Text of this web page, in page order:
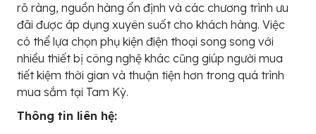
rõ ràng, nguồn hàng ổn định và các chương trình ưu
đãi được áp dụng xuyên suốt cho khách hàng. Việc
có thể lựa chọn phụ kiện điện thoại song song với
nhiều thiết bị công nghệ khác cũng giúp người mua
tiết kiệm thời gian và thuận tiện hơn trong quá trình
mua sắm tại Tam Kỳ.
Thông tin liên hệ: